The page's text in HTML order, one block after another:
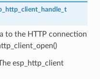
to the HTTP connection
esp_http_client